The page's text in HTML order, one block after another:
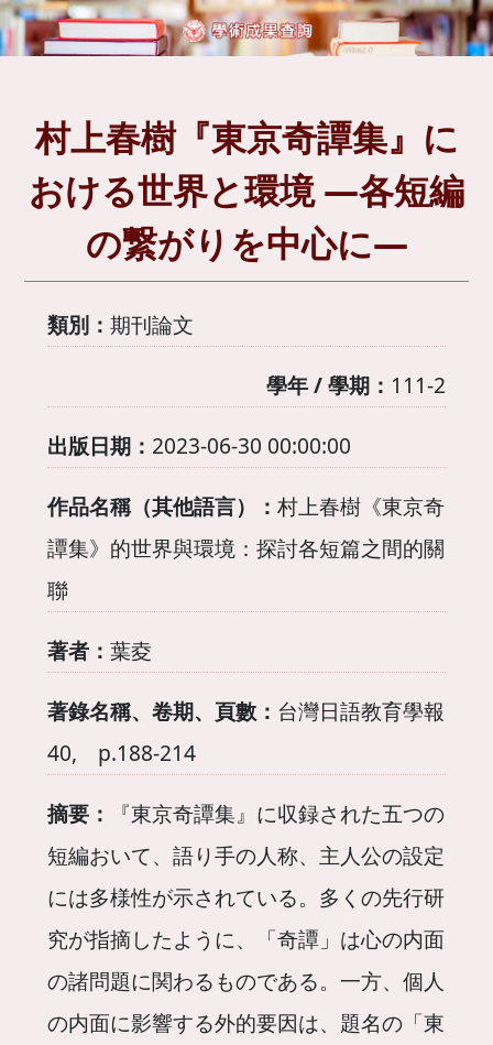
村上春樹『東京奇譚集』に
おける世界と環境 ―各短編
の繋がりを中心に―
類別： 期刊論文
學年 / 學期： 111-2
出版日期： 2023-06-30 00:00:00
作品名稱（其他語言）： 村上春樹《東京奇
譚集》的世界與環境：探討各短篇之間的關
聯
著者： 葉夌
著錄名稱、卷期、頁數： 台灣日語教育學報
40, p.188-214
摘要：
『東京奇譚集』に収録された五つの
短編おいて、語り手の人称、主人公の設定
には多様性が示されている。多くの先行研
究が指摘したように、「奇譚」は心の内面
の諸問題に関わるものである。一方、個人
の内面に影響する外的要因は、題名の「東